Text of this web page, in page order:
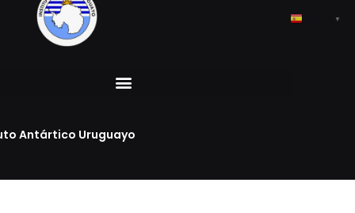
Antártico Uruguayo
▼